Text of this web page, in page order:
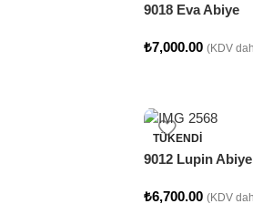
9018 Eva Abiye
₺7,000.00 (KDV
TÜKENDI
9012 Lupin Abiye
₺6,700.00 (KDV